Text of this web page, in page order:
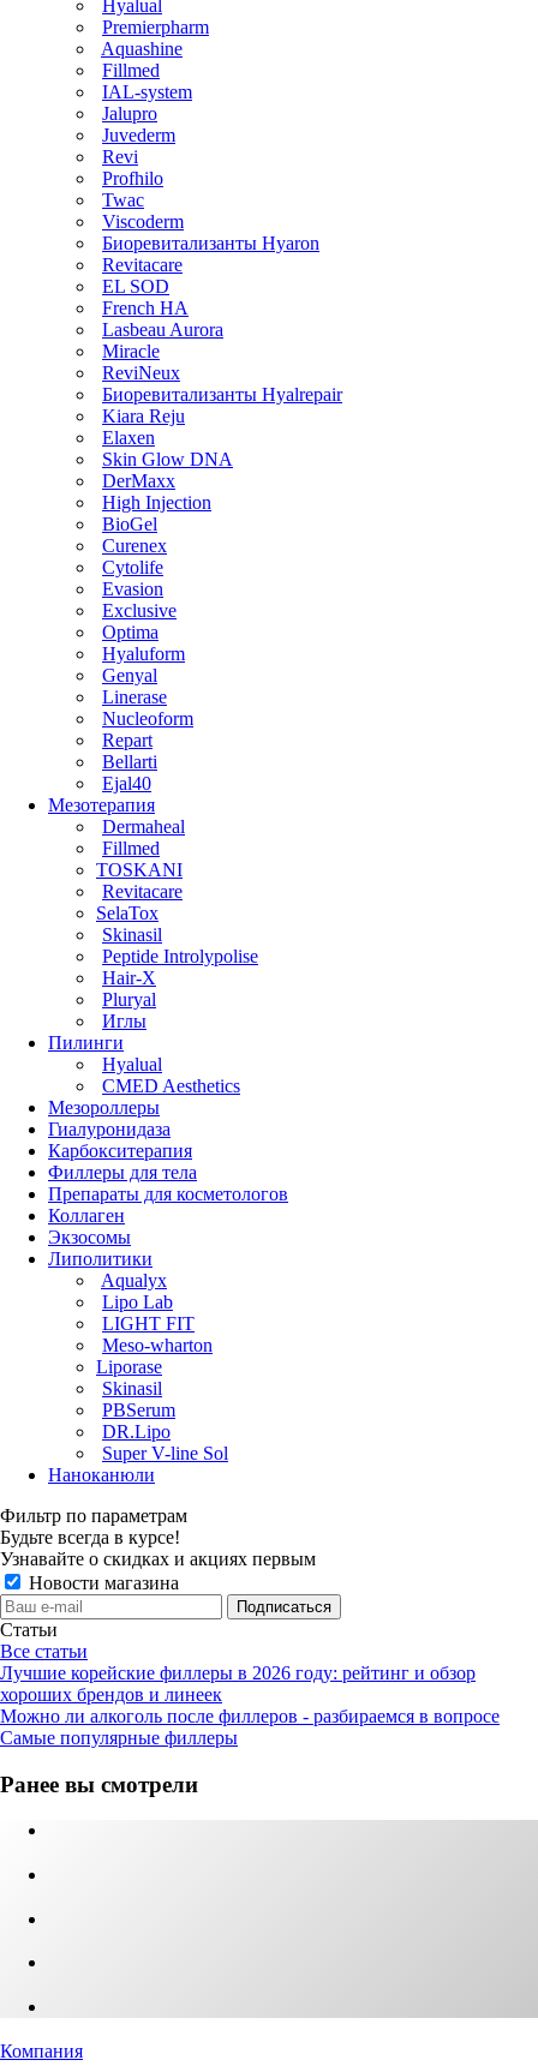
Hyalual
Premierpharm
Aquashine
Fillmed
IAL-system
Jalupro
Juvederm
Revi
Profhilo
Twac
Viscoderm
Биоревитализанты Hyaron
Revitacare
EL SOD
French HA
Lasbeau Aurora
Miracle
ReviNeux
Биоревитализанты Hyalrepair
Kiara Reju
Elaxen
Skin Glow DNA
DerMaxx
High Injection
BioGel
Curenex
Cytolife
Evasion
Exclusive
Optima
Hyaluform
Genyal
Linerase
Nucleoform
Repart
Bellarti
Ejal40
Мезотерапия
Dermaheal
Fillmed
TOSKANI
Revitacare
SelaTox
Skinasil
Peptide Introlypolise
Hair-X
Pluryal
Иглы
Пилинги
Hyalual
CMED Aesthetics
Мезороллеры
Гиалуронидаза
Карбокситерапия
Филлеры для тела
Препараты для косметологов
Коллаген
Экзосомы
Липолитики
Aqualyx
Lipo Lab
LIGHT FIT
Meso-wharton
Liporase
Skinasil
PBSerum
DR.Lipo
Super V-line Sol
Наноканюли
Фильтр по параметрам
Будьте всегда в курсе!
Узнавайте о скидках и акциях первым
Новости магазина
Статьи
Все статьи
Лучшие корейские филлеры в 2026 году: рейтинг и обзор
хороших брендов и линеек
Можно ли алкоголь после филлеров - разбираемся в вопросе
Самые популярные филлеры
Ранее вы смотрели
Компания